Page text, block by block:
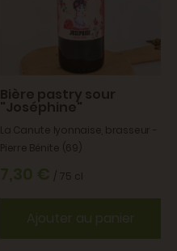
Bière pastry sour
"Joséphine"
La Canute lyonnaise, brasseur -
Pierre Bénite (69)
7,30 € / 75 cl
Ajouter au panier